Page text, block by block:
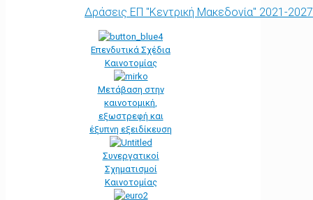
Δράσεις ΕΠ "Κεντρική Μακεδονία" 2021-2027
Επενδυτικά Σχέδια
Καινοτομίας
Μετάβαση στην
καινοτομική,
εξωστρεφή και
έξυπνη εξειδίκευση
Συνεργατικοί
Σχηματισμοί
Καινοτομίας